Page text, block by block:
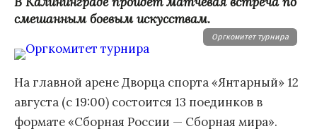
смешанным боевым искусствам.
Оргкомитет турнира
На главной арене Дворца спорта «Янтарный» 12
августа (с 19:00) состоится 13 поединков в
формате «Сборная России — Сборная мира».